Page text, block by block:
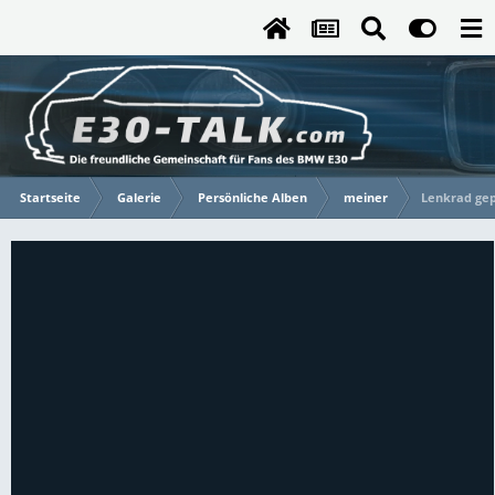
Startseite Galerie Persönliche Alben meiner Lenkrad